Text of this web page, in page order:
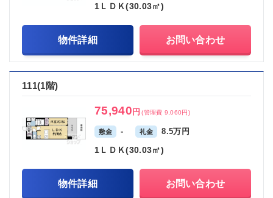
1ＬＤＫ(30.03㎡)
物件詳細 お問い合わせ
111(1階)
75,940 円 (管理費 9,060円)
敷金 - 礼金 8.5万円
1ＬＤＫ(30.03㎡)
物件詳細 お問い合わせ